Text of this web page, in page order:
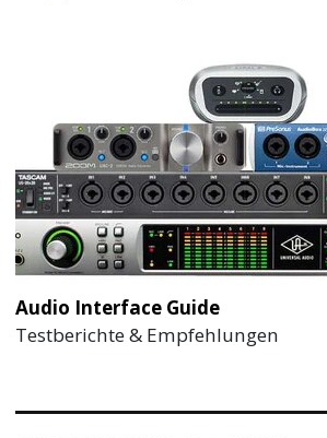
Audio Interface Guide
Testberichte & Empfehlungen